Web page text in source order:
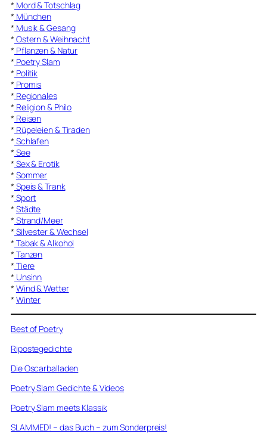
* Mord & Totschlag
* München
* Musik & Gesang
* Ostern & Weihnacht
* Pflanzen & Natur
* Poetry Slam
* Politik
* Promis
* Regionales
* Religion & Philo
* Reisen
* Rüpeleien & Tiraden
* Schlafen
* See
* Sex & Erotik
* Sommer
* Speis & Trank
* Sport
* Städte
* Strand/Meer
* Silvester & Wechsel
* Tabak & Alkohol
* Tanzen
* Tiere
* Unsinn
* Wind & Wetter
* Winter
Best of Poetry
Ripostegedichte
Die Oscarballaden
Poetry Slam Gedichte & Videos
Poetry Slam meets Klassik
SLAMMED! – das Buch – zum Sonderpreis!